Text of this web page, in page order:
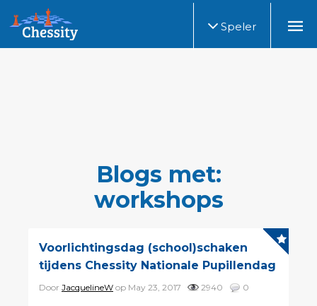
Speler
Blogs met:
workshops
Voorlichtingsdag (school)schaken
tijdens Chessity Nationale Pupillendag
Door JacquelineW op May 23, 2017 2940 0